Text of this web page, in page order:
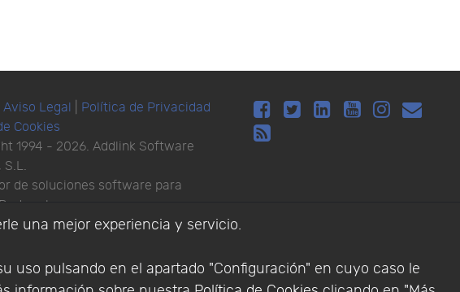
una mejor experiencia y servicio.
uso pulsando en el apartado "Configuración" en cuyo caso le
Aviso Legal
Política de Privacidad
Cookies
1994 - 2026. Addlink Software
S.L.
de soluciones software para